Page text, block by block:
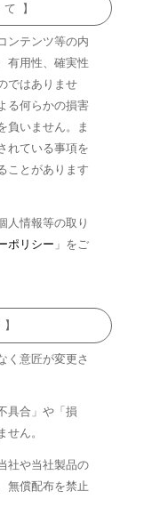
】
ンテンツ等の内
有用性、確実性
ではありませ
る何らかの損害
負いません。ま
れている事項を
ことがあります
人情報等の取り
ポリシー 」をご
く意匠が変更さ
具合」や「損
せん。
社や当社製品の
無償配布を禁止